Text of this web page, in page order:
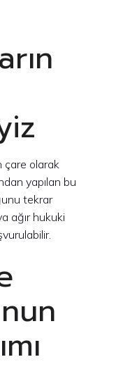
çare olarak
yapılan bu
tekrar
ağır hukuki